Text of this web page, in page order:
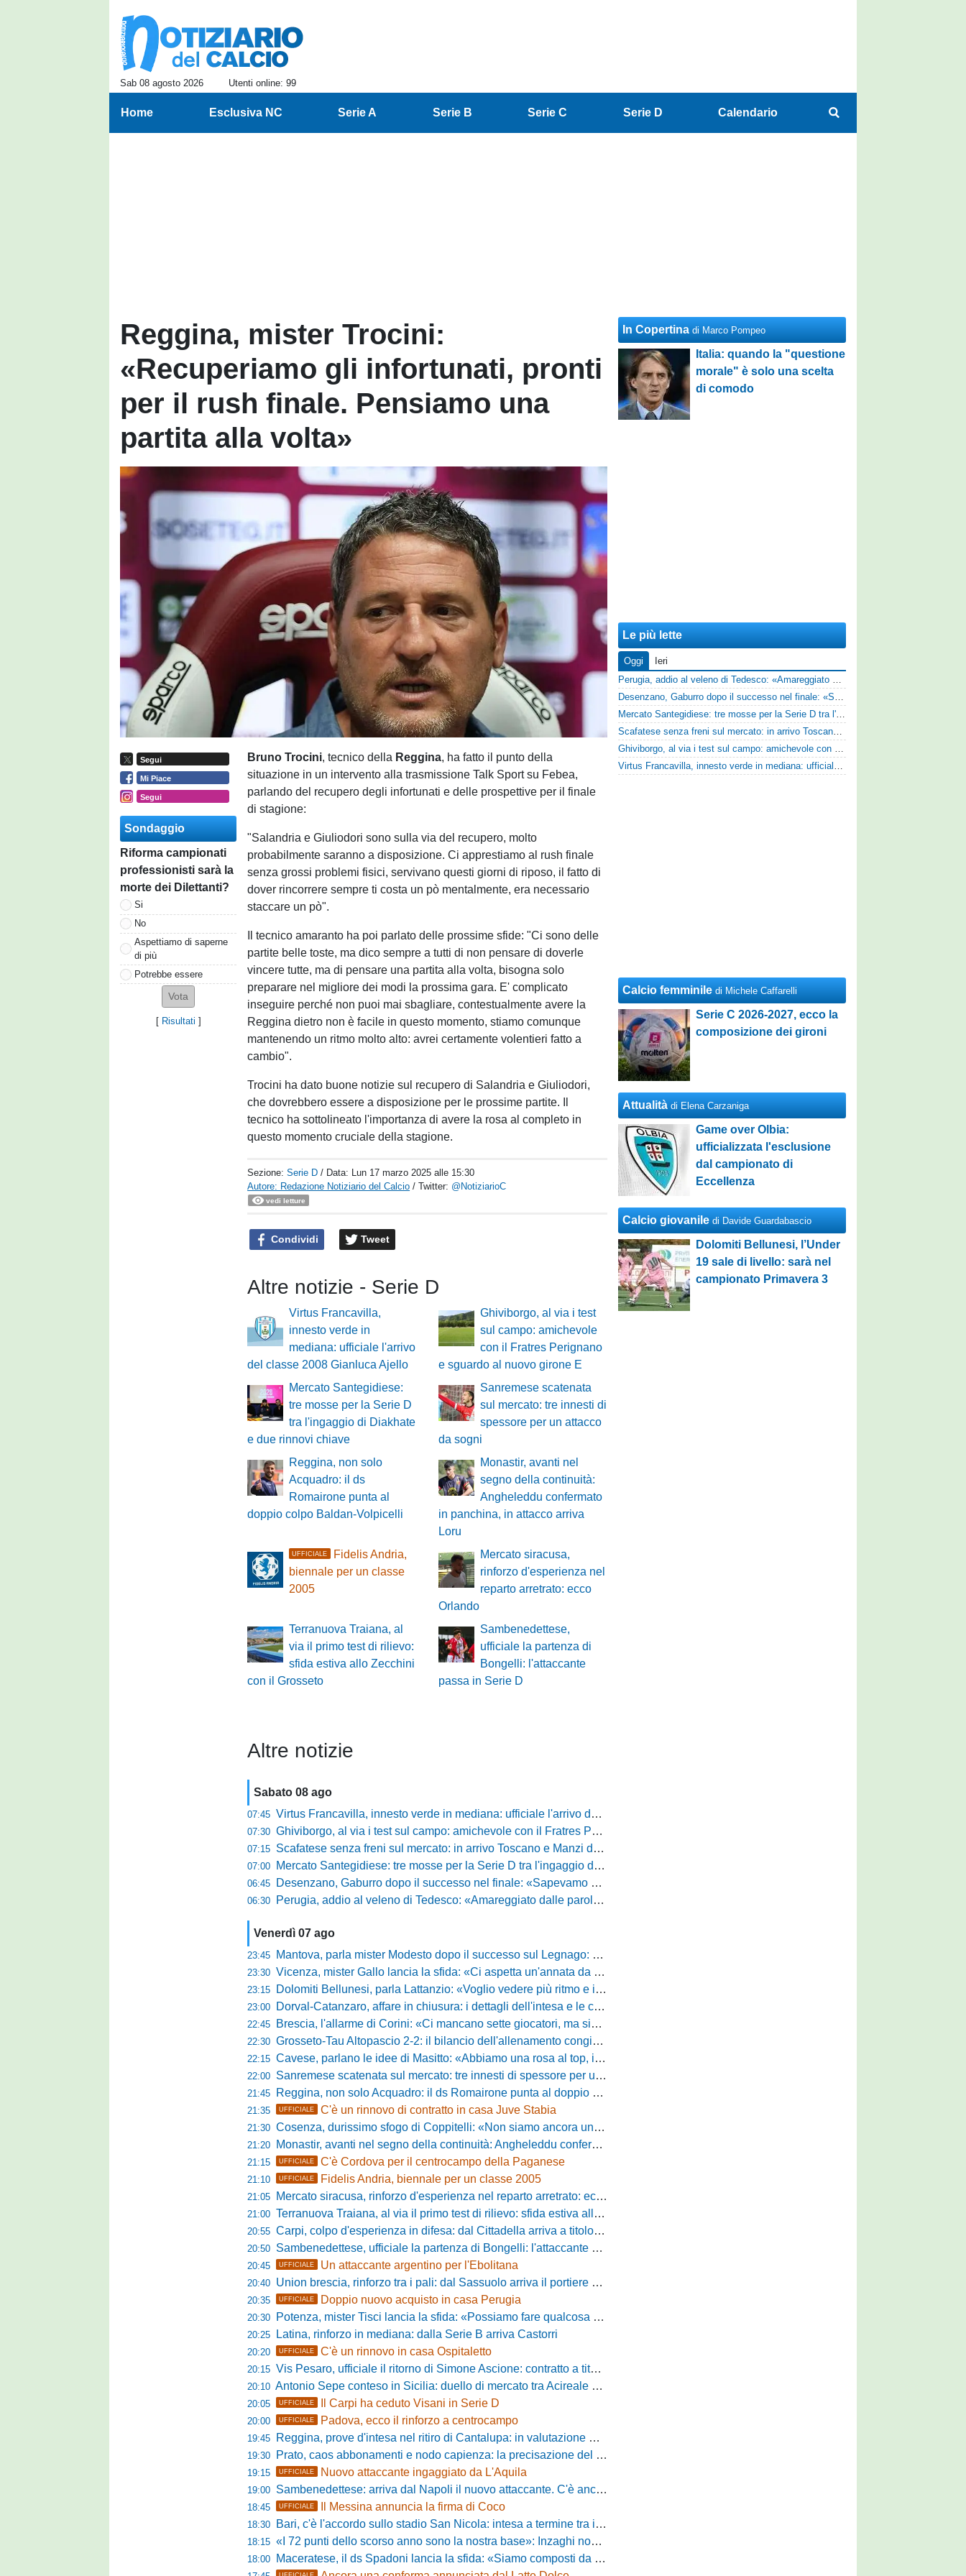
Sab 08 agosto 2026 Utenti online: 99
Home Esclusiva NC Serie A Serie B Serie C Serie D Calendario
Reggina, mister Trocini:
«Recuperiamo gli infortunati, pronti
per il rush finale. Pensiamo una
partita alla volta»
Segui
Mi Piace
Segui
Sondaggio
Riforma campionati
professionisti sarà la
morte dei Dilettanti?
Si
No
Aspettiamo di saperne
di più
Potrebbe essere
[ Risultati ]
Bruno Trocini, tecnico della Reggina, ha fatto il punto della
situazione in un intervento alla trasmissione Talk Sport su Febea,
parlando del recupero degli infortunati e delle prospettive per il finale
di stagione:
"Salandria e Giuliodori sono sulla via del recupero, molto
probabilmente saranno a disposizione. Ci apprestiamo al rush finale
senza grossi problemi fisici, servivano questi giorni di riposo, il fatto di
dover rincorrere sempre ti costa un pò mentalmente, era necessario
staccare un pò".
Il tecnico amaranto ha poi parlato delle prossime sfide: "Ci sono delle
partite belle toste, ma dico sempre a tutti di non pensare di doverle
vincere tutte, ma di pensare una partita alla volta, bisogna solo
preparare nel migliore dei modi la prossima gara. E' complicato
inseguire perché non puoi mai sbagliare, contestualmente avere la
Reggina dietro non è facile in questo momento, stiamo comunque
mantenendo un ritmo molto alto: avrei certamente volentieri fatto a
cambio".
Trocini ha dato buone notizie sul recupero di Salandria e Giuliodori,
che dovrebbero essere a disposizione per le prossime partite. Il
tecnico ha sottolineato l'importanza di avere la rosa al completo in
questo momento cruciale della stagione.
Sezione:Serie D / Data: Lun 17 marzo 2025 alle 15:30
Autore: Redazione Notiziario del Calcio / Twitter: @NotiziarioC
vedi letture
Condividi Tweet
Altre notizie - Serie D
Virtus Francavilla,
innesto verde in
mediana: ufficiale l'arrivo
del classe 2008 Gianluca Ajello
Ghiviborgo, al via i test
sul campo: amichevole
con il Fratres Perignano
e sguardo al nuovo girone E
Mercato Santegidiese:
tre mosse per la Serie D
tra l'ingaggio di Diakhate
e due rinnovi chiave
Sanremese scatenata
sul mercato: tre innesti di
spessore per un attacco
da sogni
Reggina, non solo
Acquadro: il ds
Romairone punta al
doppio colpo Baldan-Volpicelli
Monastir, avanti nel
segno della continuità:
Angheleddu confermato
in panchina, in attacco arriva
Loru
UFFICIALE
Fidelis Andria,
biennale per un classe
2005
Mercato siracusa,
rinforzo d'esperienza nel
reparto arretrato: ecco
Orlando
Terranuova Traiana, al
via il primo test di rilievo:
sfida estiva allo Zecchini
con il Grosseto
Sambenedettese,
ufficiale la partenza di
Bongelli: l'attaccante
passa in Serie D
Altre notizie
Sabato 08 ago
07:45 Virtus Francavilla, innesto verde in mediana: ufficiale l'arrivo del classe 2008 Gianluca Ajello
07:30 Ghiviborgo, al via i test sul campo: amichevole con il Fratres Perignano e sguardo al nuovo girone E
07:15 Scafatese senza freni sul mercato: in arrivo Toscano e Manzi dall'Avellino per la Serie C
07:00 Mercato Santegidiese: tre mosse per la Serie D tra l'ingaggio di Diakhate e due rinnovi chiave
06:45 Desenzano, Gaburro dopo il successo nel finale: «Sapevamo che avremmo sofferto, ma si è vista la voglia di vincere»
06:30 Perugia, addio al veleno di Tedesco: «Amareggiato dalle parole di Alessandro Gaucci, mi hanno ferito umanamente»
Venerdì 07 ago
23:45 Mantova, parla mister Modesto dopo il successo sul Legnago: "Buona tenuta nervosa, ma dobbiamo migliorare"
23:30 Vicenza, mister Gallo lancia la sfida: «Ci aspetta un'annata da protagonisti in B, ma qui nessuno ha il posto fisso»
23:15 Dolomiti Bellunesi, parla Lattanzio: «Voglio vedere più ritmo e intensità, dobbiamo lasciare tutto sul campo»
23:00 Dorval-Catanzaro, affare in chiusura: i dettagli dell'intesa e le cifre dell'operazione
22:45 Brescia, l'allarme di Corini: «Ci mancano sette giocatori, ma siamo una squadra forte»
22:30 Grosseto-Tau Altopascio 2-2: il bilancio dell'allenamento congiunto e la risposta dei nuovi arrivi
22:15 Cavese, parlano le idee di Masitto: «Abbiamo una rosa al top, il pubblico del Lamberti ci spingerà lontano»
22:00 Sanremese scatenata sul mercato: tre innesti di spessore per un attacco da sogni
21:45 Reggina, non solo Acquadro: il ds Romairone punta al doppio colpo Baldan-Volpicelli
21:35 UFFICIALE C'è un rinnovo di contratto in casa Juve Stabia
21:30 Cosenza, durissimo sfogo di Coppitelli: «Non siamo ancora una squadra, ora serve tirare una riga!»
21:20 Monastir, avanti nel segno della continuità: Angheleddu confermato in panchina, in attacco arriva Loru
21:15 UFFICIALE C'è Cordova per il centrocampo della Paganese
21:10 UFFICIALE Fidelis Andria, biennale per un classe 2005
21:05 Mercato siracusa, rinforzo d'esperienza nel reparto arretrato: ecco Orlando
21:00 Terranuova Traiana, al via il primo test di rilievo: sfida estiva allo Zecchini con il Grosseto
20:55 Carpi, colpo d'esperienza in difesa: dal Cittadella arriva a titolo definitivo Riccardo Gatti
20:50 Sambenedettese, ufficiale la partenza di Bongelli: l'attaccante passa in Serie D
20:45 UFFICIALE Un attaccante argentino per l'Ebolitana
20:40 Union brescia, rinforzo tra i pali: dal Sassuolo arriva il portiere Gioele Zacchi
20:35 UFFICIALE Doppio nuovo acquisto in casa Perugia
20:30 Potenza, mister Tisci lancia la sfida: «Possiamo fare qualcosa di storico e regalarci la trasferta a Genova»
20:25 Latina, rinforzo in mediana: dalla Serie B arriva Castorri
20:20 UFFICIALE C'è un rinnovo in casa Ospitaletto
20:15 Vis Pesaro, ufficiale il ritorno di Simone Ascione: contratto a titolo definitivo fino al 2029
20:10 Antonio Sepe conteso in Sicilia: duello di mercato tra Acireale e Messina
20:05 UFFICIALE Il Carpi ha ceduto Visani in Serie D
20:00 UFFICIALE Padova, ecco il rinforzo a centrocampo
19:45 Reggina, prove d'intesa nel ritiro di Cantalupa: in valutazione Blazevic e Anton
19:30 Prato, caos abbonamenti e nodo capienza: la precisazione del club laniero
19:15 UFFICIALE Nuovo attaccante ingaggiato da L'Aquila
19:00 Sambenedettese: arriva dal Napoli il nuovo attaccante. C'è anche l'ufficialità
18:45 UFFICIALE Il Messina annuncia la firma di Coco
18:30 Bari, c'è l'accordo sullo stadio San Nicola: intesa a termine tra il Comune e il club di De Laurentiis
18:15 «I 72 punti dello scorso anno sono la nostra base»: Inzaghi non si nasconde e carica l'ambiente
18:00 Maceratese, il ds Spadoni lancia la sfida: «Siamo composti da elementi validi con motivazioni altissime»
In Copertina di Marco Pompeo
Italia: quando la "questione
morale" è solo una scelta
di comodo
Le più lette
Oggi
Ieri
Perugia, addio al veleno di Tedesco: «Amareggiato dalle parole di Alessandro Gaucci, mi hanno ferito umanamente»
Desenzano, Gaburro dopo il successo nel finale: «Sapevamo che avremmo sofferto, ma si è vista la voglia di vincere»
Mercato Santegidiese: tre mosse per la Serie D tra l'ingaggio di Diakhate e due rinnovi chiave
Scafatese senza freni sul mercato: in arrivo Toscano e Manzi dall'Avellino per la Serie C
Ghiviborgo, al via i test sul campo: amichevole con il Fratres Perignano e sguardo al nuovo girone E
Virtus Francavilla, innesto verde in mediana: ufficiale l'arrivo del classe 2008 Gianluca Ajello
Calcio femminile di Michele Caffarelli
Serie C 2026-2027, ecco la
composizione dei gironi
Attualità di Elena Carzaniga
Game over Olbia:
ufficializzata l'esclusione
dal campionato di
Eccellenza
Calcio giovanile di Davide Guardabascio
Dolomiti Bellunesi, l’Under
19 sale di livello: sarà nel
campionato Primavera 3